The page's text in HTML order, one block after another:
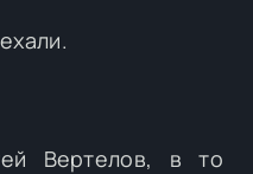
Вертелов, в то